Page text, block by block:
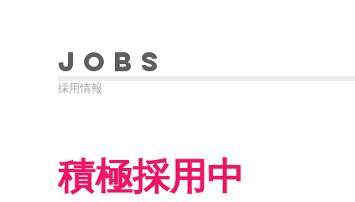
Jobs
採用情報
積極採用中